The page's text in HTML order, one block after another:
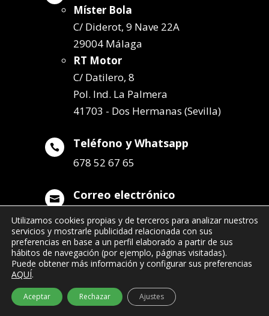
Míster Bola
C/ Diderot, 9 Nave 22A
29004 Málaga
RT Motor
C/ Datilero, 8
Pol. Ind. La Palmera
41703 - Dos Hermanas (Sevilla)
 Teléfono y Whatsapp
678 52 67 65
 Correo electrónico
info@remolqueszabala.com
- info@remolqueszabala.com
Utilizamos cookies propias y de terceros para analizar nuestros
servicios y mostrarle publicidad relacionada con sus
preferencias en base a un perfil elaborado a partir de sus
hábitos de navegación (por ejemplo, páginas visitadas).
Puede obtener más información y configurar sus preferencias
AQUÍ.
Aceptar Rechazar Ajustes